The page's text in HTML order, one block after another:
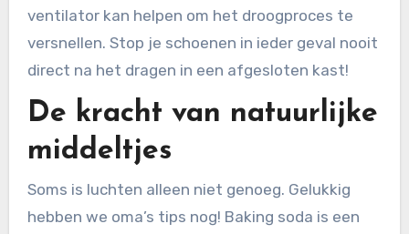
ventilator kan helpen om het droogproces te
versnellen. Stop je schoenen in ieder geval nooit
direct na het dragen in een afgesloten kast!
De kracht van natuurlijke
middeltjes
Soms is luchten alleen niet genoeg. Gelukkig
hebben we oma’s tips nog! Baking soda is een